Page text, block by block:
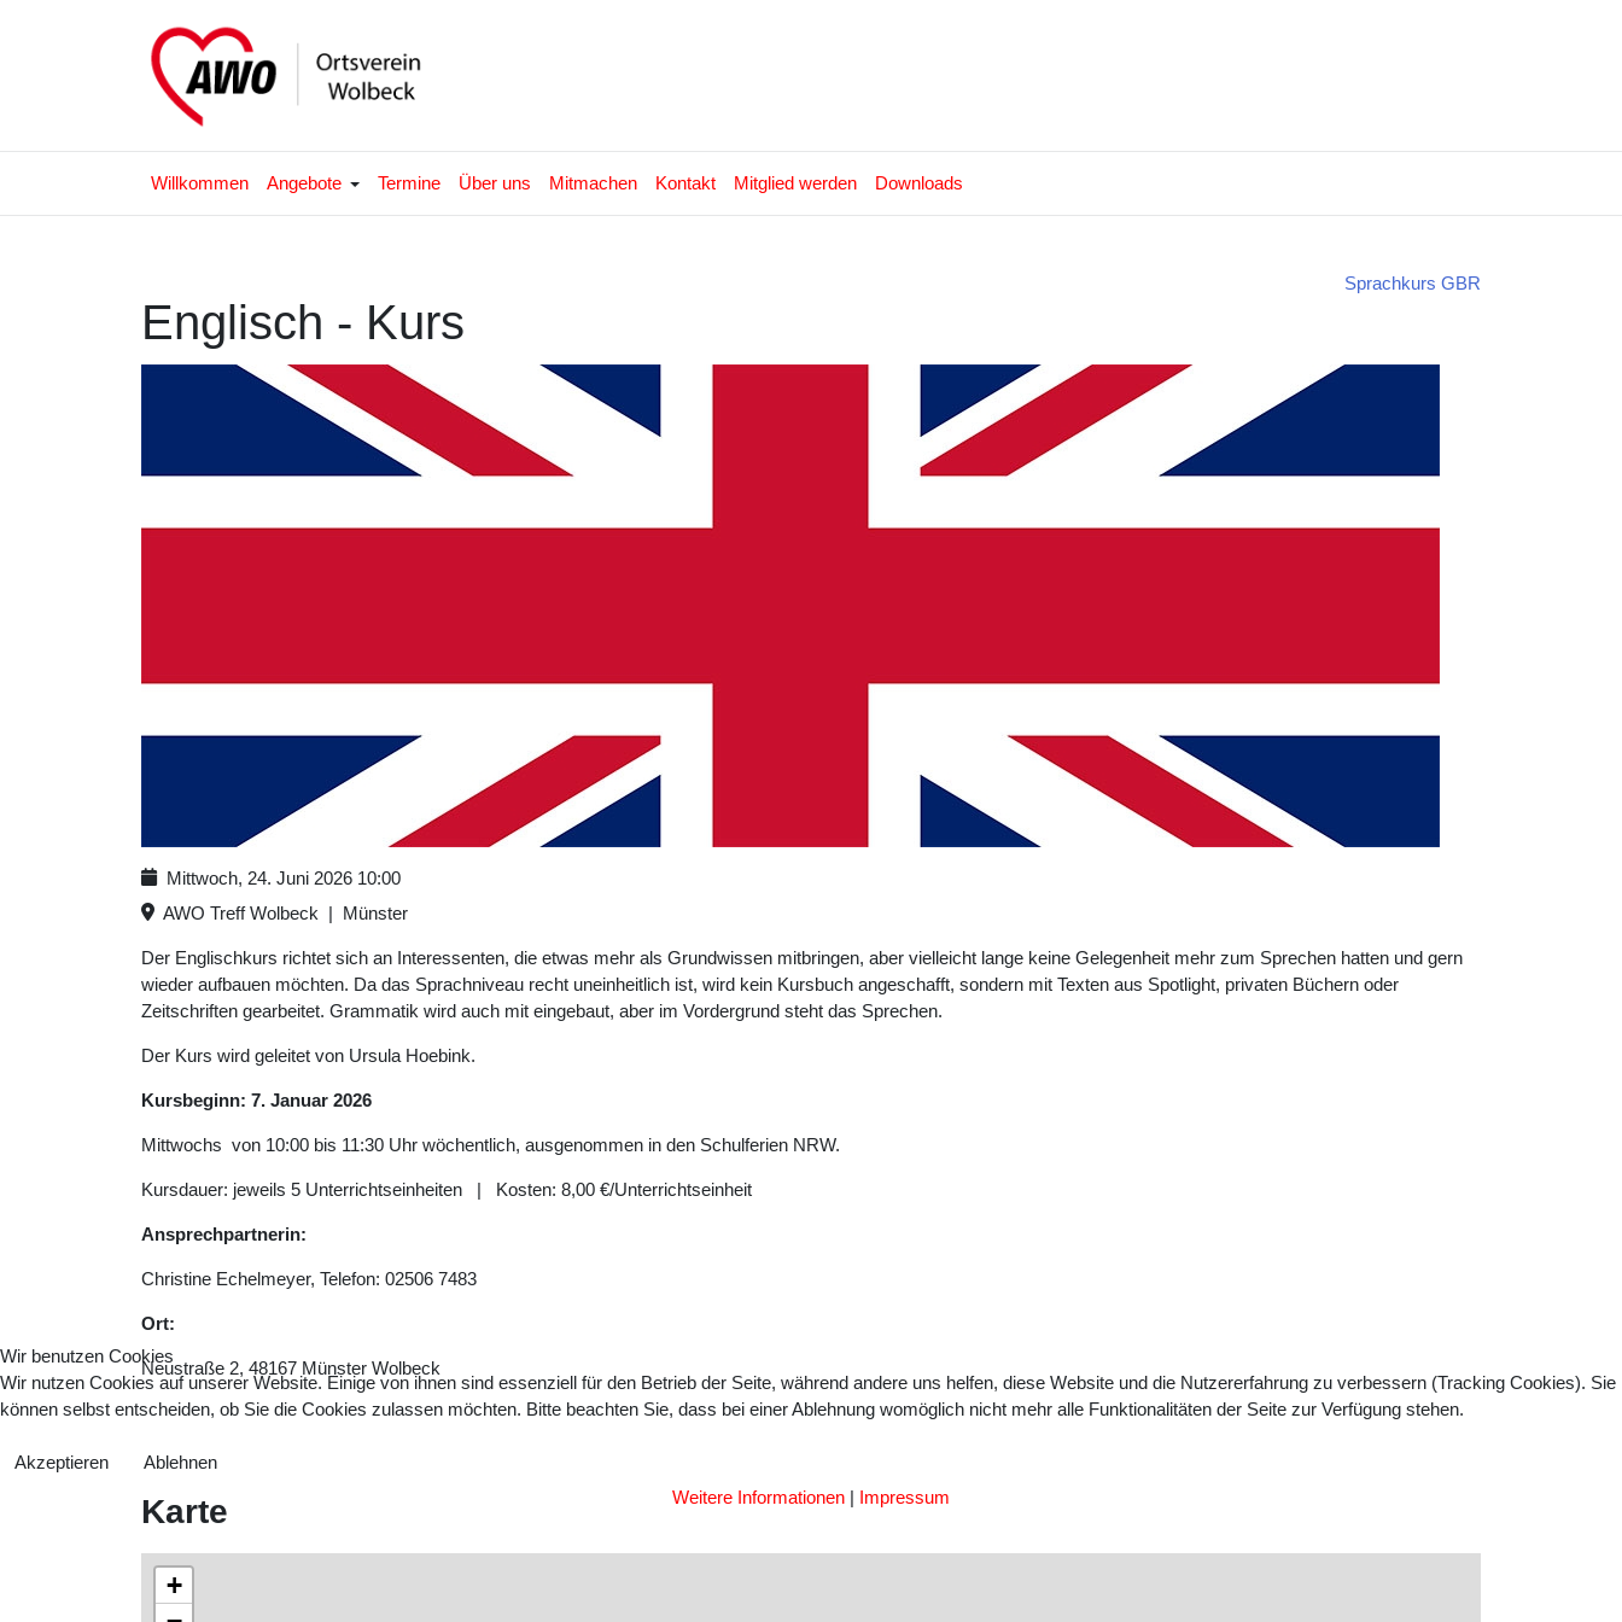
Willkommen Angebote Termine Über uns Mitmachen Kontakt Mitglied werden Downloads
Englisch - Kurs
Sprachkurs GBR
Mittwoch, 24. Juni 2026 10:00
AWO Treff Wolbeck | Münster
Der Englischkurs richtet sich an Interessenten, die etwas mehr als Grundwissen mitbringen, aber vielleicht lange keine Gelegenheit mehr zum Sprechen hatten und gern
wieder aufbauen möchten. Da das Sprachniveau recht uneinheitlich ist, wird kein Kursbuch angeschafft, sondern mit Texten aus Spotlight, privaten Büchern oder
Zeitschriften gearbeitet. Grammatik wird auch mit eingebaut, aber im Vordergrund steht das Sprechen.
Der Kurs wird geleitet von Ursula Hoebink.
Kursbeginn: 7. Januar 2026
Mittwochs von 10:00 bis 11:30 Uhr wöchentlich, ausgenommen in den Schulferien NRW.
Kursdauer: jeweils 5 Unterrichtseinheiten | Kosten: 8,00 €/Unterrichtseinheit
Ansprechpartnerin:
Christine Echelmeyer, Telefon: 02506 7483
Ort:
Neustraße 2, 48167 Münster Wolbeck
Karte
+
Wir benutzen Cookies
Wir nutzen Cookies auf unserer Website. Einige von ihnen sind essenziell für den Betrieb der Seite, während andere uns helfen, diese Website und die Nutzererfahrung zu verbessern (Tracking Cookies). Sie
können selbst entscheiden, ob Sie die Cookies zulassen möchten. Bitte beachten Sie, dass bei einer Ablehnung womöglich nicht mehr alle Funktionalitäten der Seite zur Verfügung stehen.
Akzeptieren
Ablehnen
Weitere Informationen | Impressum